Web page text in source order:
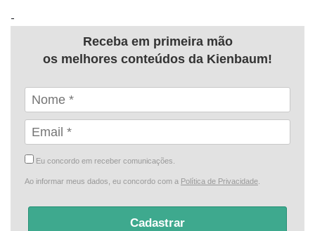
-
Receba em primeira mão
os melhores conteúdos da Kienbaum!
Eu concordo em receber comunicações.
Ao informar meus dados, eu concordo com a Política de Privacidade
Cadastrar